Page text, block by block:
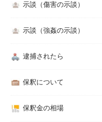
示談（傷害の示談）
示談（強姦の示談）
逮捕されたら
保釈について
保釈金の相場